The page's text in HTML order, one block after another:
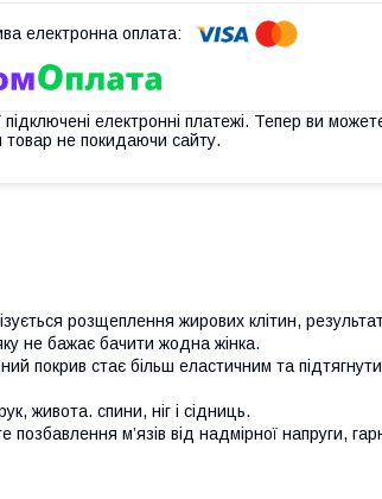
підключені електронні платежі. Тепер ви
товар не покидаючи сайту.
розщеплення жирових клітин,
не бажає бачити жодна жінка.
покрив стає більш еластичним та
живота. спини, ніг і сідниць.
м’язів від надмірної напруги,